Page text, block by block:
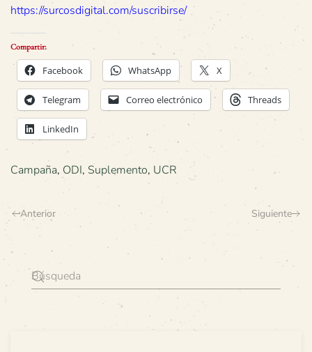
https://surcosdigital.com/suscribirse/
Compartir:
Facebook WhatsApp X
Telegram Correo electrónico Threads
LinkedIn
Campaña, ODI, Suplemento, UCR
Anterior Siguiente